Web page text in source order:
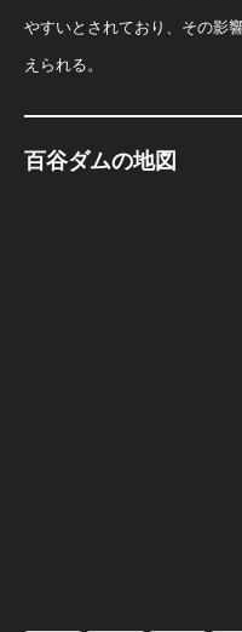
やすいとされており、その影
えられる。
百谷ダムの地図